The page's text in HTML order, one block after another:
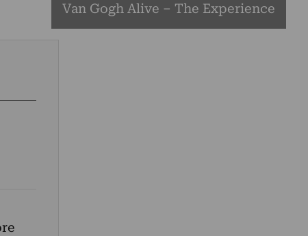
Van Gogh Alive – The Experience